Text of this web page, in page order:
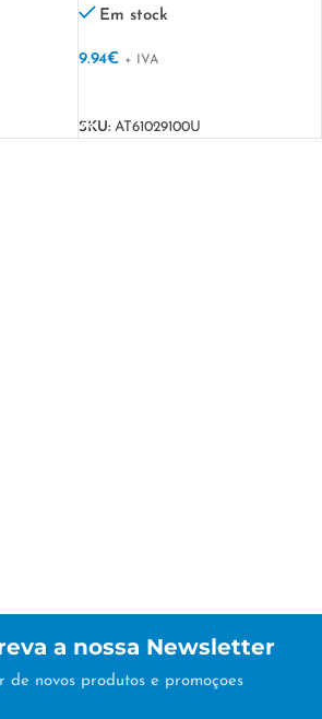
Em stock
9.94€ + IVA
SKU: AT61029100U
a nossa Newsletter
de novos produtos e promoçoes